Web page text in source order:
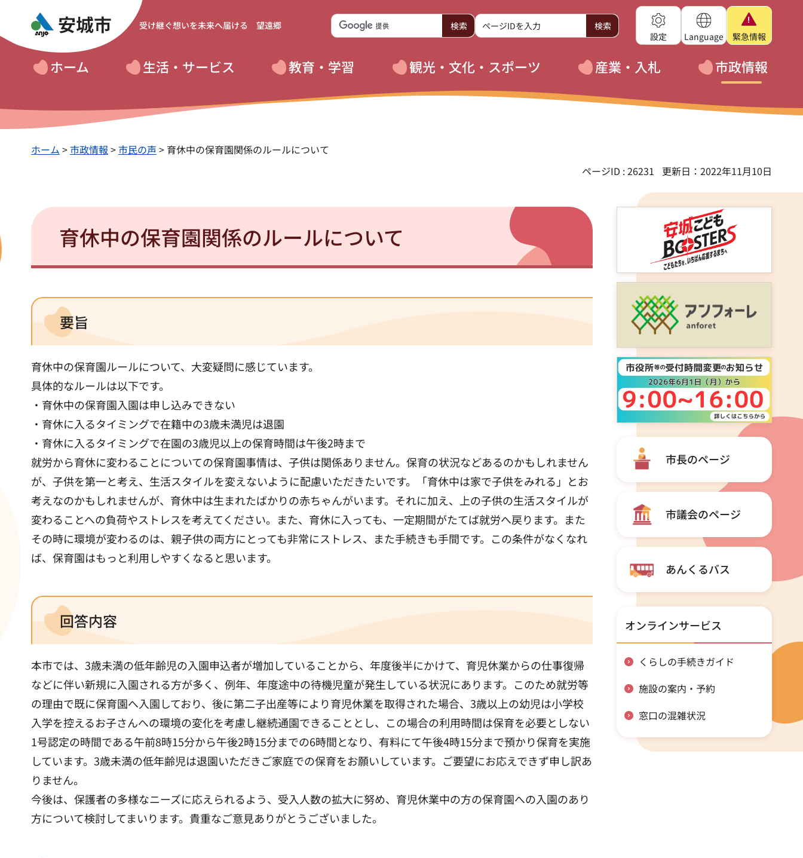
受け継ぐ想いを未来へ届ける 望遠郷
設定
Language 緊急情報
ホーム 生活・サービス 教育・学習 観光・文化・スポーツ 産業・入札 市政情報
ホーム >市政情報 >市民の声 > 育休中の保育園関係のルールについて
ページID : 26231
更新日：2022年11月10日
育休中の保育園関係のルールについて
要旨
育休中の保育園ルールについて、大変疑問に感じています。
具体的なルールは以下です。
・育休中の保育園入園は申し込みできない
・育休に入るタイミングで在籍中の3歳未満児は退園
・育休に入るタイミングで在園の3歳児以上の保育時間は午後2時まで
就労から育休に変わることについての保育園事情は、子供は関係ありません。保育の状況などあるのかもしれません
が、子供を第一と考え、生活スタイルを変えないように配慮いただきたいです。「育休中は家で子供をみれる」とお
考えなのかもしれませんが、育休中は生まれたばかりの赤ちゃんがいます。それに加え、上の子供の生活スタイルが
変わることへの負荷やストレスを考えてください。また、育休に入っても、一定期間がたてば就労へ戻ります。また
その時に環境が変わるのは、親子供の両方にとっても非常にストレス、また手続きも手間です。この条件がなくなれ
ば、保育園はもっと利用しやすくなると思います。
回答内容
本市では、3歳未満の低年齢児の入園申込者が増加していることから、年度後半にかけて、育児休業からの仕事復帰
などに伴い新規に入園される方が多く、例年、年度途中の待機児童が発生している状況にあります。このため就労等
の理由で既に保育園へ入園しており、後に第二子出産等により育児休業を取得された場合、3歳以上の幼児は小学校
入学を控えるお子さんへの環境の変化を考慮し継続通園できることとし、この場合の利用時間は保育を必要としない
1号認定の時間である午前8時15分から午後2時15分までの6時間となり、有料にて午後4時15分まで預かり保育を実施
しています。3歳未満の低年齢児は退園いただきご家庭での保育をお願いしています。ご要望にお応えできず申し訳あ
りません。
今後は、保護者の多様なニーズに応えられるよう、受入人数の拡大に努め、育児休業中の方の保育園への入園のあり
方について検討してまいります。貴重なご意見ありがとうございました。
市長のページ
市議会のページ
あんくるバス
オンラインサービス
くらしの手続きガイド
施設の案内・予約
窓口の混雑状況